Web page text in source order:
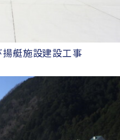
艇施設建設工事